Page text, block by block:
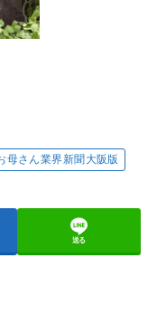
母さん業界新聞大阪版
送る